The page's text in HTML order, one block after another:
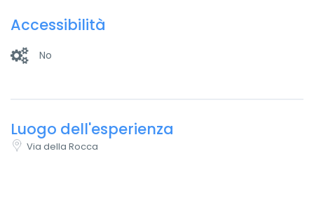
Accessibilità
No
Luogo dell'esperienza
Via della Rocca